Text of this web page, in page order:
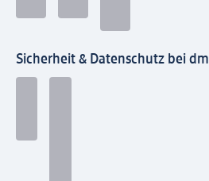
Sicherheit & Datenschutz bei dm